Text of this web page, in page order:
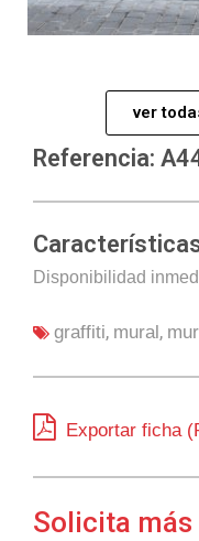
ver
Referencia:
Disponibilidad
graffiti, mural ,
Exportar ficha
Solicita